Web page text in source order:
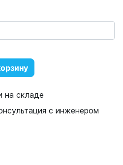
на складе
с инженером